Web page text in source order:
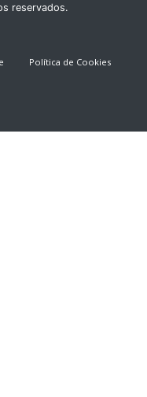
reservados.
Política de Cookies